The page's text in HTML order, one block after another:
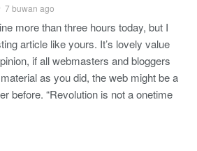
7 buwan ago
more than three hours today, but I
article like yours. It’s lovely value
if all webmasters and bloggers
as you did, the web might be a
before. “Revolution is not a onetime